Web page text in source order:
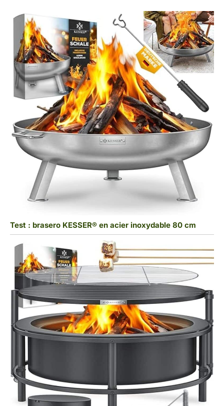
Test : brasero KESSER® en acier inoxydable 80 cm